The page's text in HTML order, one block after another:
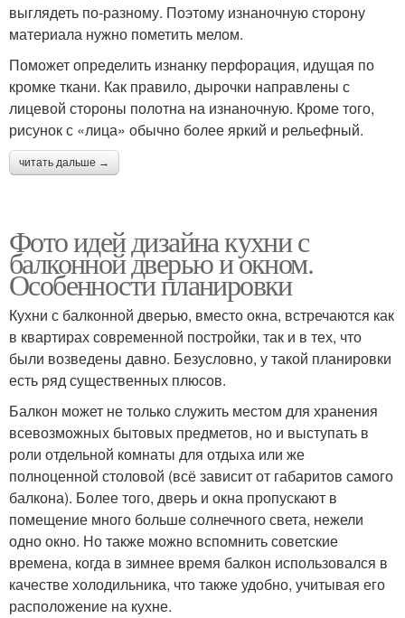
выглядеть по-разному. Поэтому изнаночную сторону
материала нужно пометить мелом.
Поможет определить изнанку перфорация, идущая по
кромке ткани. Как правило, дырочки направлены с
лицевой стороны полотна на изнаночную. Кроме того,
рисунок с «лица» обычно более яркий и рельефный.
читать дальше →
Фото идей дизайна кухни с
балконной дверью и окном.
Особенности планировки
Кухни с балконной дверью, вместо окна, встречаются как
в квартирах современной постройки, так и в тех, что
были возведены давно. Безусловно, у такой планировки
есть ряд существенных плюсов.
Балкон может не только служить местом для хранения
всевозможных бытовых предметов, но и выступать в
роли отдельной комнаты для отдыха или же
полноценной столовой (всё зависит от габаритов самого
балкона). Более того, дверь и окна пропускают в
помещение много больше солнечного света, нежели
одно окно. Но также можно вспомнить советские
времена, когда в зимнее время балкон использовался в
качестве холодильника, что также удобно, учитывая его
расположение на кухне.